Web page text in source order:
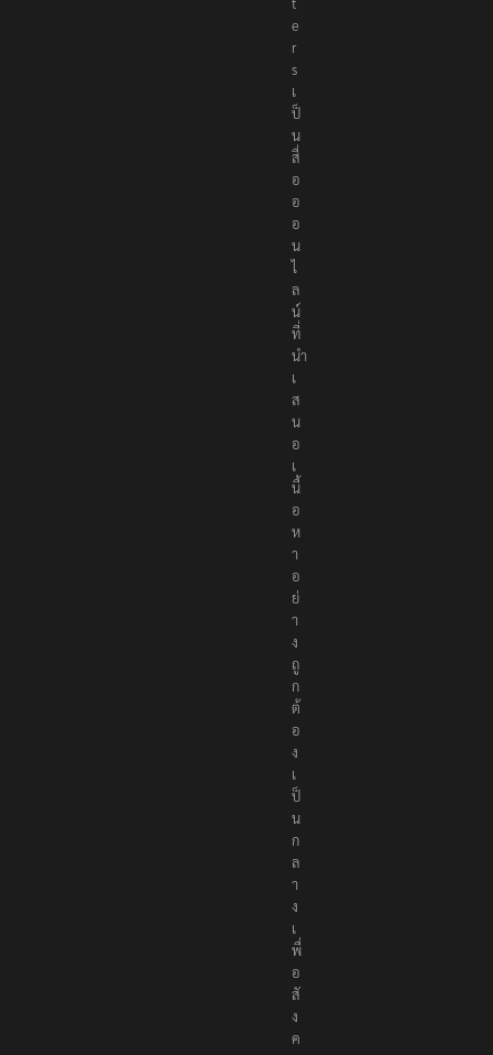
e
r
s
เ
ป็
น
สื่
อ
อ
อ
น
ไ
ล
น์
ที่
นำ
เ
ส
น
อ
เ
นื้
อ
ห
า
อ
ย่
า
ง
ถู
ก
ต้
อ
ง
เ
ป็
น
ก
ล
า
ง
เ
พื่
อ
สั
ง
ค